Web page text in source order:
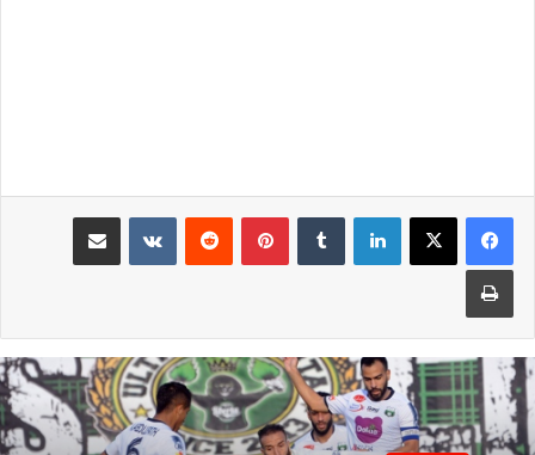
لينكدإن بينتيريست
مشاركة عبر البريد
طباعة